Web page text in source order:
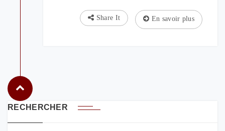
En savoir plus
Share It
RECHERCHER